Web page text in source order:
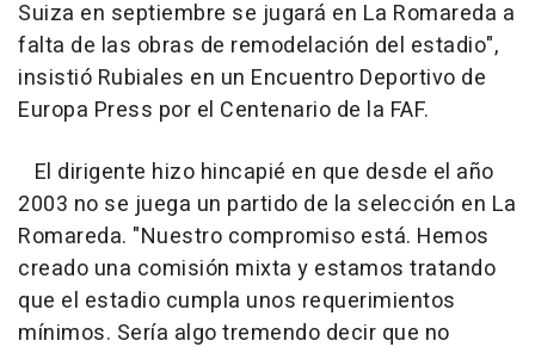
Suiza en septiembre se jugará en La Romareda a
falta de las obras de remodelación del estadio",
insistió Rubiales en un Encuentro Deportivo de
Europa Press por el Centenario de la FAF.
El dirigente hizo hincapié en que desde el año
2003 no se juega un partido de la selección en La
Romareda. "Nuestro compromiso está. Hemos
creado una comisión mixta y estamos tratando
que el estadio cumpla unos requerimientos
mínimos. Sería algo tremendo decir que no